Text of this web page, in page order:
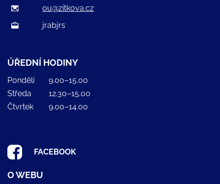
ou@zitkova.cz
jrabjrs
ÚŘEDNÍ HODINY
Pondělí
9.00–15.00
Středa
12.30–15.00
Čtvrtek
9.00–14.00
FACEBOOK
O WEBU